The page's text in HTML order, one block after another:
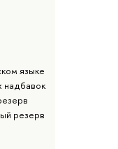
языке
надбавок
резерв